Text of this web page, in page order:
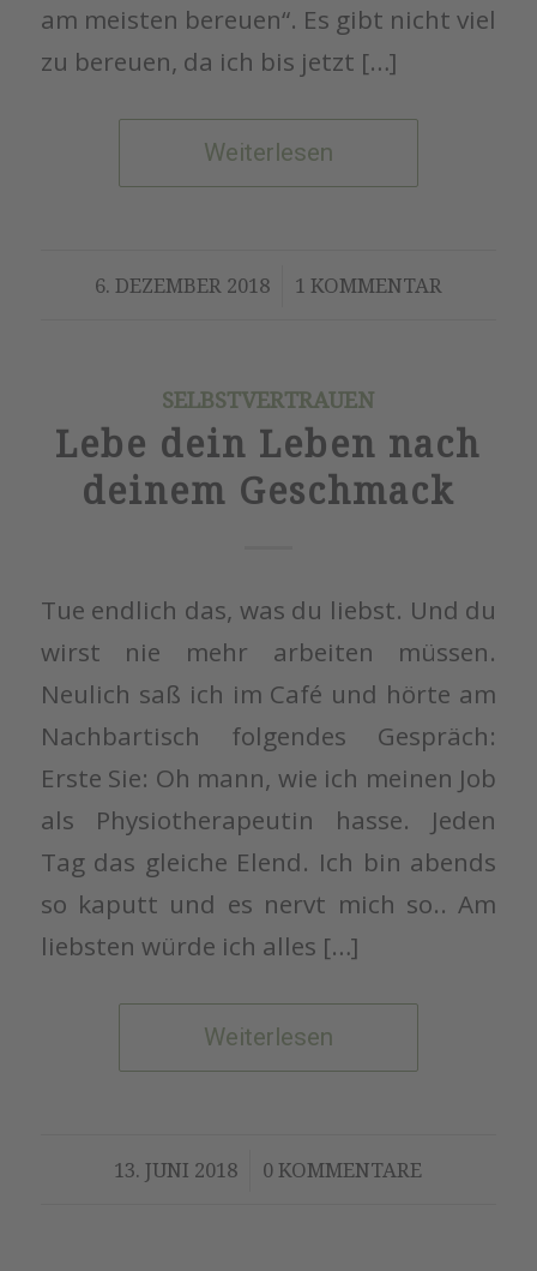
am meisten bereuen“. Es gibt nicht viel
zu bereuen, da ich bis jetzt […]
Weiterlesen
6. DEZEMBER 2018
/ 1 KOMMENTAR
SELBSTVERTRAUEN
Lebe dein Leben nach
deinem Geschmack
Tue endlich das, was du liebst. Und du
wirst nie mehr arbeiten müssen.
Neulich saß ich im Café und hörte am
Nachbartisch folgendes Gespräch:
Erste Sie: Oh mann, wie ich meinen Job
als Physiotherapeutin hasse. Jeden
Tag das gleiche Elend. Ich bin abends
so kaputt und es nervt mich so.. Am
liebsten würde ich alles […]
Weiterlesen
13. JUNI 2018
/ 0 KOMMENTARE